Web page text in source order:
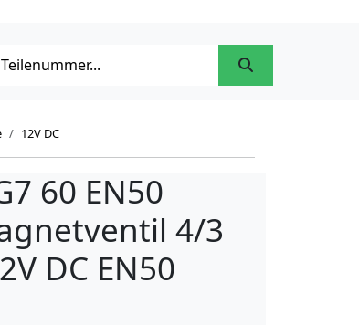
12V DC
60 EN50
4/3
DC EN50